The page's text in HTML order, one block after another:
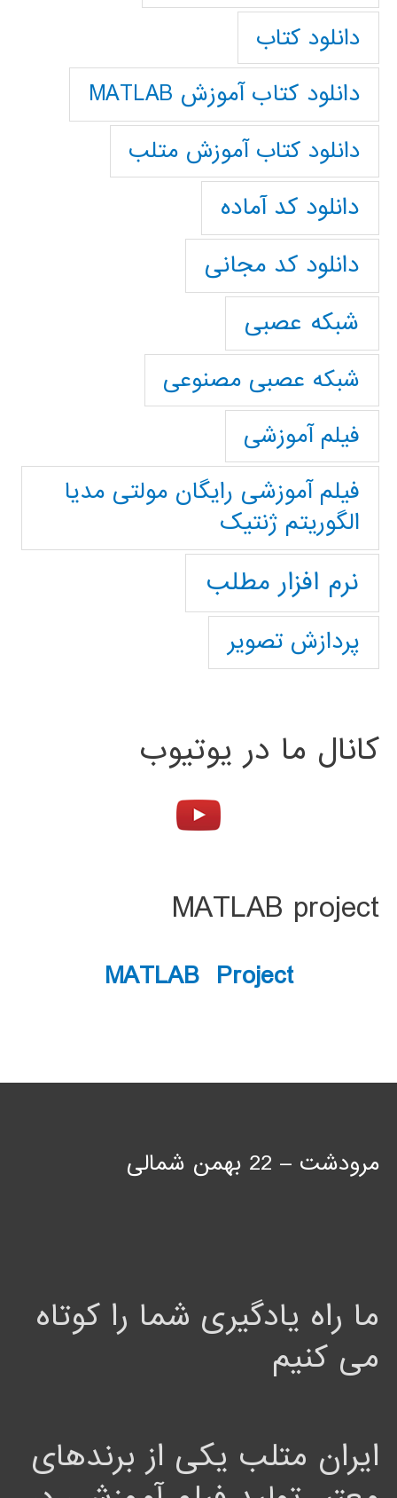
دانلود کتاب
دانلود کتاب آموزش MATLAB
دانلود کتاب آموزش متلب
دانلود کد آماده
دانلود کد مجانی
شبکه عصبی
شبکه عصبی مصنوعی
فیلم آموزشی
فیلم آموزشی رایگان مولتی مدیا
الگوریتم ژنتیک
نرم افزار مطلب
پردازش تصویر
کانال ما در یوتیوب
MATLAB project
MATLAB Project
مرودشت – 22 بهمن شمالی
ما راه یادگیری شما را کوتاه
می کنیم
ایران متلب یکی از برندهای